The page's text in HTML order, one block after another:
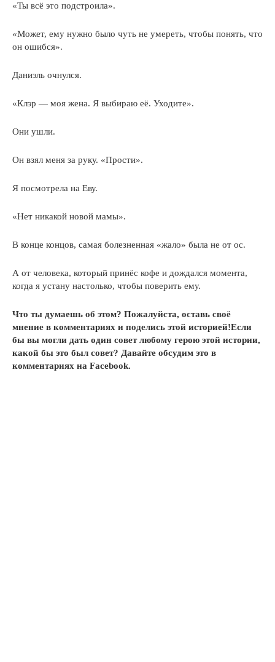
«Ты всё это подстроила».
«Может, ему нужно было чуть не умереть, чтобы понять, что
он ошибся».
Даниэль очнулся.
«Клэр — моя жена. Я выбираю её. Уходите».
Они ушли.
Он взял меня за руку. «Прости».
Я посмотрела на Еву.
«Нет никакой новой мамы».
В конце концов, самая болезненная «жало» была не от ос.
А от человека, который принёс кофе и дождался момента,
когда я устану настолько, чтобы поверить ему.
Что ты думаешь об этом? Пожалуйста, оставь своё
мнение в комментариях и поделись этой историей!Если
бы вы могли дать один совет любому герою этой истории,
какой бы это был совет? Давайте обсудим это в
комментариях на Facebook.